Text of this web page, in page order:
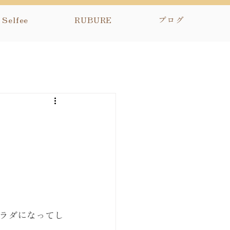
Selfee RUBURE ブログ
ダになってし